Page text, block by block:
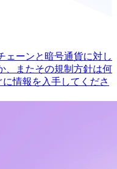
ェーンと暗号通貨に対し
、またその規制方針は何
情報を入手してくださ